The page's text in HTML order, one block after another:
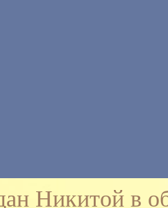
Никитой в